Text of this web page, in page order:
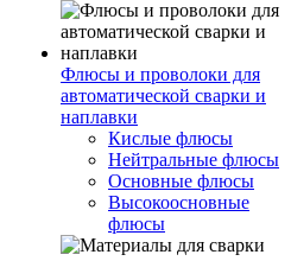
Флюсы и проволоки для
автоматической сварки и
наплавки
Кислые флюсы
Нейтральные флюсы
Основные флюсы
Высокоосновные
флюсы